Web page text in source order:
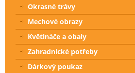
Okrasné trávy
Mechové obrazy
Květináče a obaly
Zahradnické potřeby
Dárkový poukaz